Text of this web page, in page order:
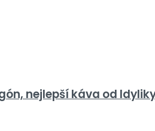
nejlepší káva od